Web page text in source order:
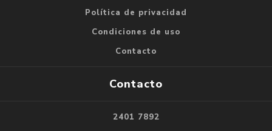
Política de privacidad
Condiciones de uso
Contacto
Contacto
2401 7892